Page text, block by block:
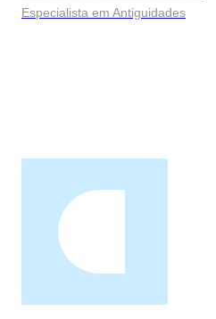
Especialista em Antiguidades